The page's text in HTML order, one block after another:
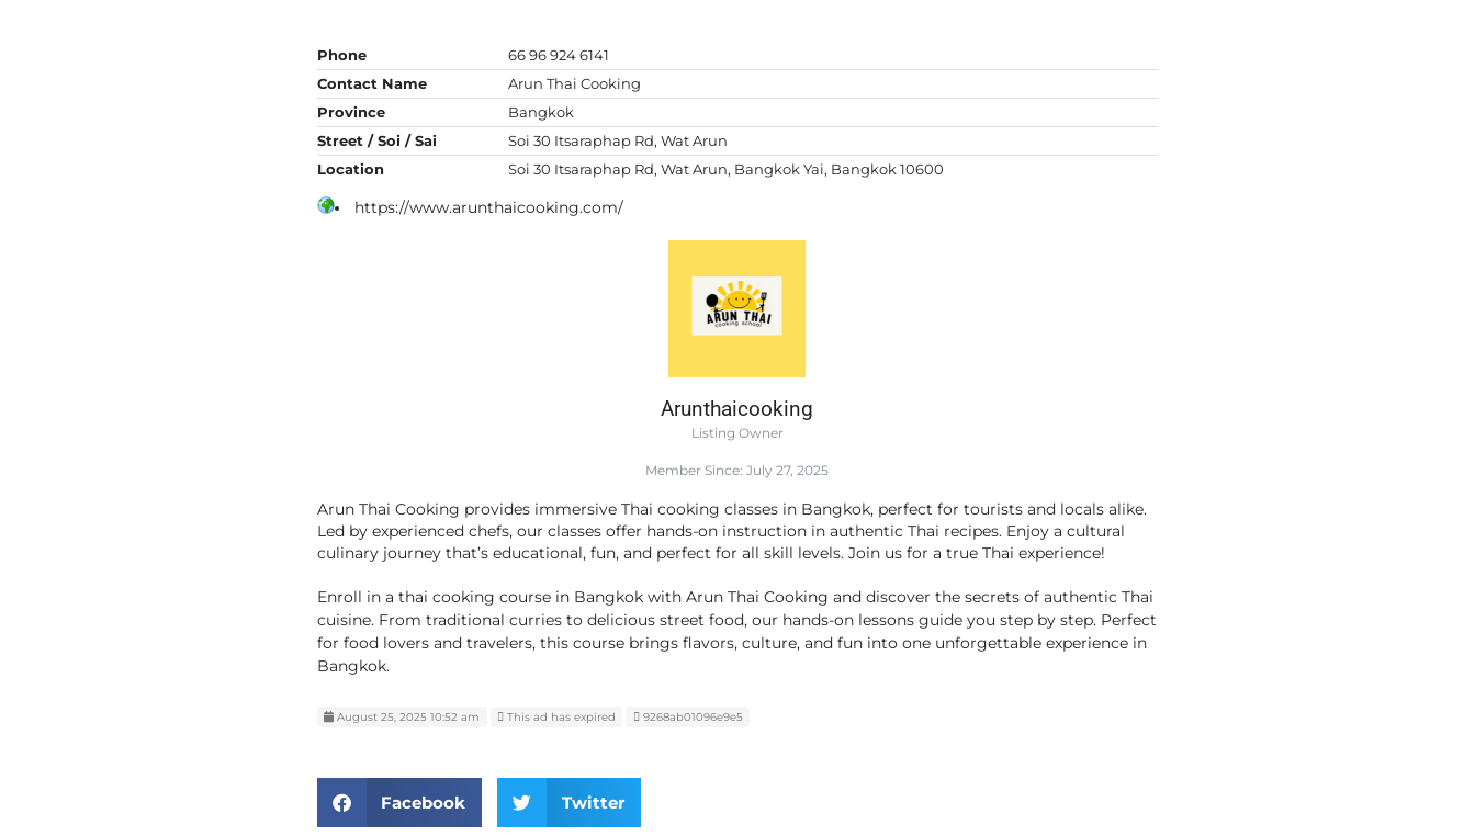
Phone
66 96 924 6141
Contact Name
Arun Thai Cooking
Province
Bangkok
Street / Soi / Sai
Soi 30 Itsaraphap Rd, Wat Arun
Location
Soi 30 Itsaraphap Rd, Wat Arun, Bangkok Yai, Bangkok 10600
https://www.arunthaicooking.com/
Arunthaicooking
Listing Owner
Member Since: July 27, 2025
Arun Thai Cooking provides immersive Thai cooking classes in Bangkok, perfect for tourists and locals alike.
Led by experienced chefs, our classes offer hands-on instruction in authentic Thai recipes. Enjoy a cultural
culinary journey that’s educational, fun, and perfect for all skill levels. Join us for a true Thai experience!
Enroll in a thai cooking course in Bangkok with Arun Thai Cooking and discover the secrets of authentic Thai
cuisine. From traditional curries to delicious street food, our hands-on lessons guide you step by step. Perfect
for food lovers and travelers, this course brings flavors, culture, and fun into one unforgettable experience in
Bangkok.
August 25, 2025 10:52 am This ad has expired 9268ab01096e9e5
Facebook Twitter